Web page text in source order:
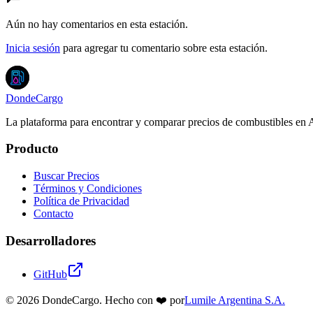
Aún no hay comentarios en esta estación.
Inicia sesión para agregar tu comentario sobre esta estación.
DondeCargo
La plataforma para encontrar y comparar precios de combustibles en
Producto
Buscar Precios
Términos y Condiciones
Política de Privacidad
Contacto
Desarrolladores
GitHub
© 2026 DondeCargo. Hecho con ❤️ porLumile Argentina S.A.